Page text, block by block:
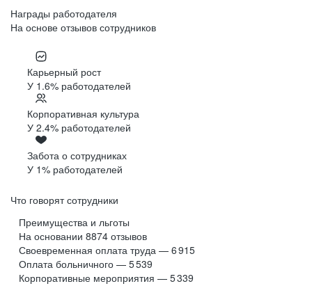
Награды работодателя
На основе отзывов сотрудников
Карьерный рост
У 1.6% работодателей
Корпоративная культура
У 2.4% работодателей
Забота о сотрудниках
У 1% работодателей
Что говорят сотрудники
Преимущества и льготы
На основании 8874 отзывов
Своевременная оплата труда — 6 915
Оплата больничного — 5 539
Корпоративные мероприятия — 5 339